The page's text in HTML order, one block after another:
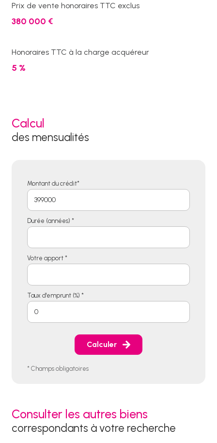
Prix de vente honoraires TTC exclus
380 000 €
Honoraires TTC à la charge acquéreur
5 %
Calcul
des mensualités
Montant du crédit*
Durée (années) *
Votre apport *
Taux d'emprunt (%) *
Calculer
* Champs obligatoires
Consulter les autres biens
correspondants à votre recherche